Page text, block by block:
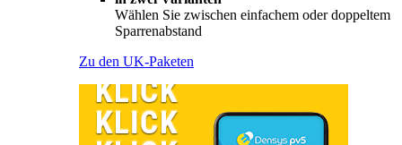
Wählen Sie zwischen einfachem oder doppeltem
Sparrenabstand
Zu den UK-Paketen